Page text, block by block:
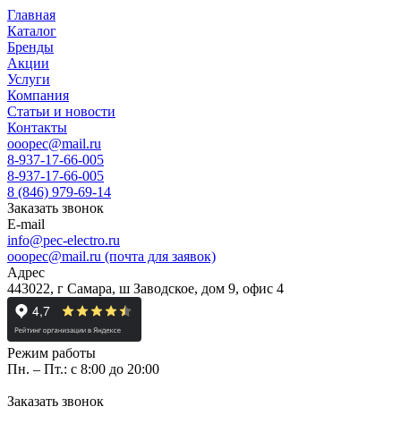
Главная
Каталог
Бренды
Акции
Услуги
Компания
Статьи и новости
Контакты
ooopec@mail.ru
8-937-17-66-005
8-937-17-66-005
8 (846) 979-69-14
Заказать звонок
E-mail
info@pec-electro.ru
ooopec@mail.ru (почта для заявок)
Адрес
443022, г Самара, ш Заводское, дом 9, офис 4
Режим работы
Пн. – Пт.: с 8:00 до 20:00
Заказать звонок